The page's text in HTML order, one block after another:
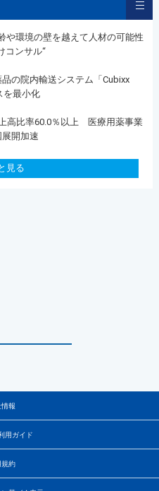
環境の壁を越えて人材の可能性
コンサル“
の院内輸送システム「Cubixx
最小化
高比率60.0％以上 医療用薬事業
開加速
見る
報
用ガイド
規約